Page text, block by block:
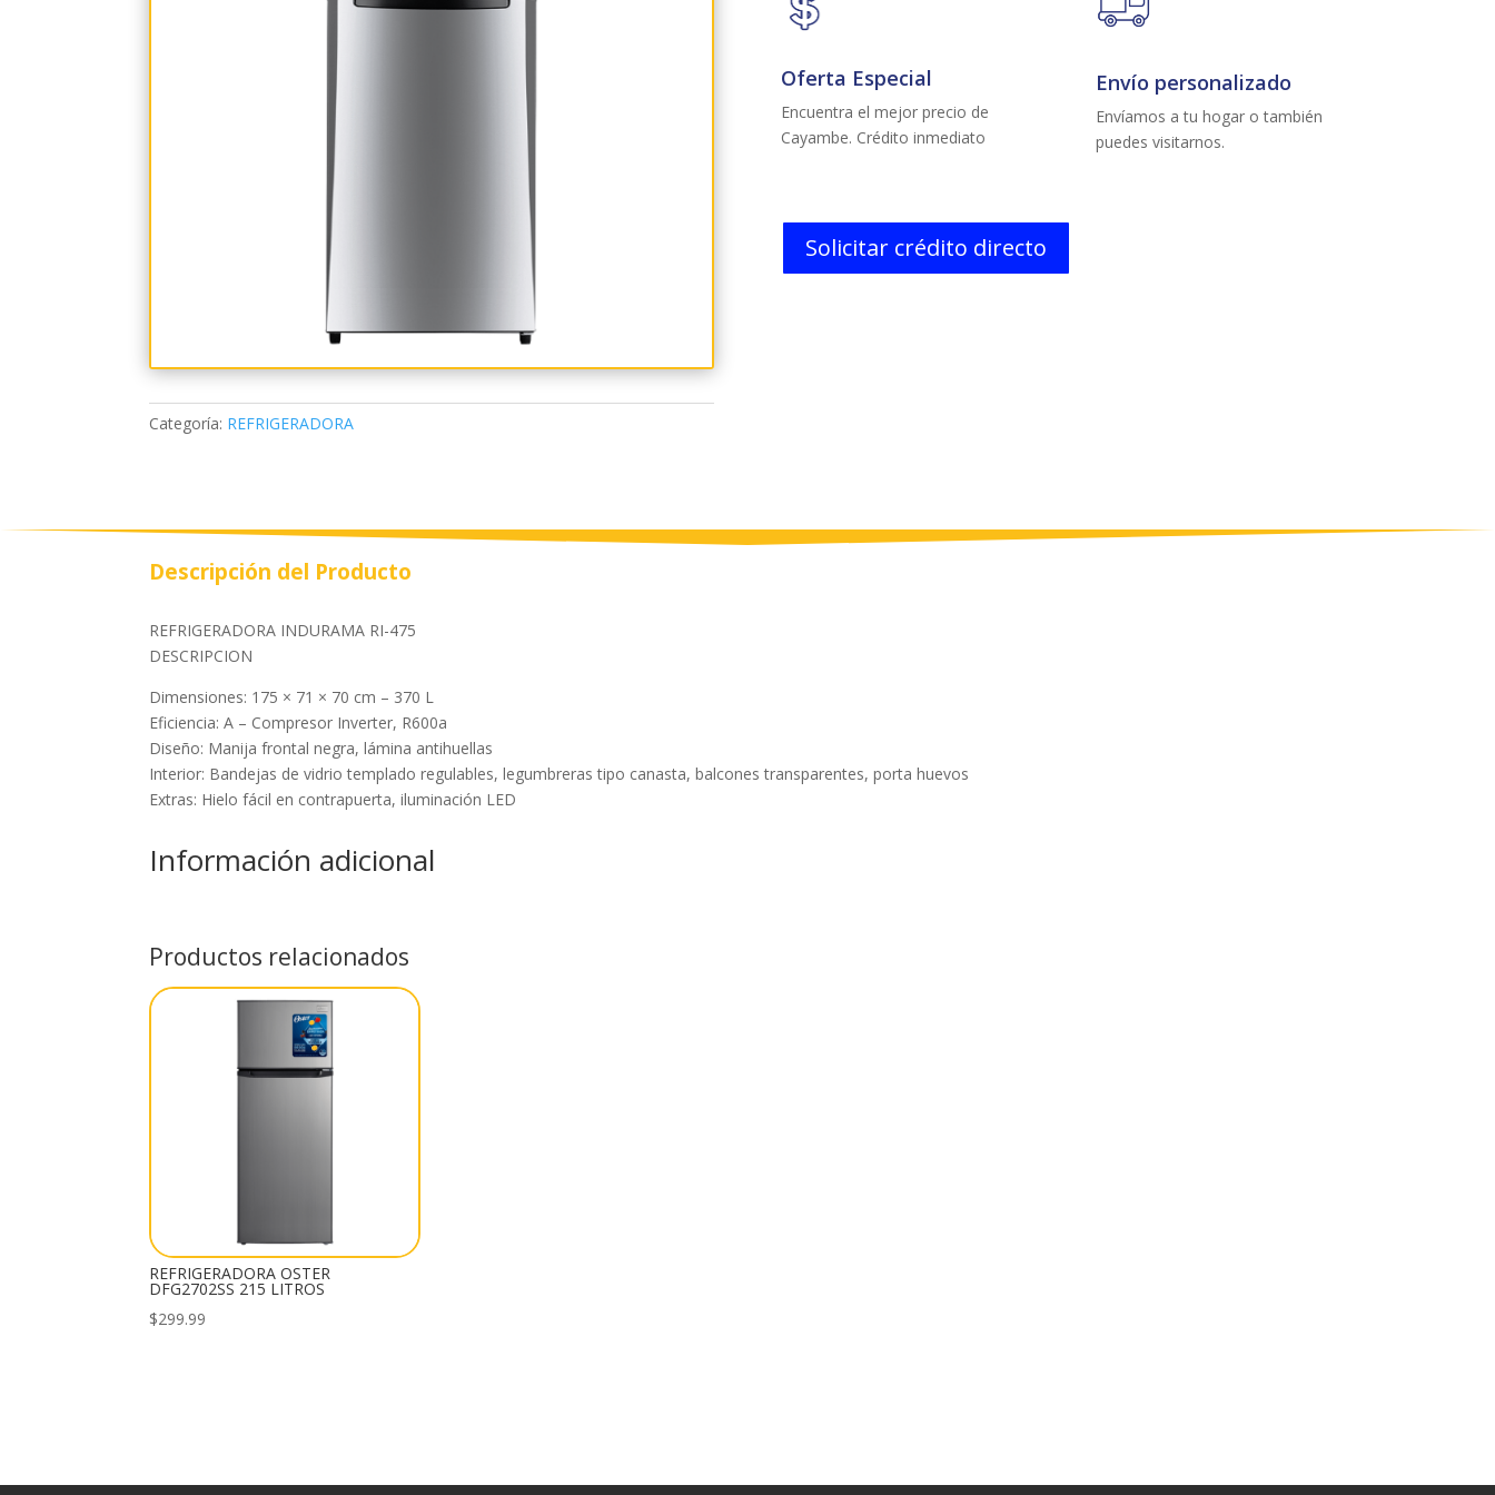
Categoría: REFRIGERADORA
Oferta Especial
Encuentra el mejor precio de
Cayambe. Crédito inmediato
Envío personalizado
Envíamos a tu hogar o también
puedes visitarnos.
Solicitar crédito directo
Descripción del Producto
REFRIGERADORA INDURAMA RI-475
DESCRIPCION
Dimensiones: 175 × 71 × 70 cm – 370 L
Eficiencia: A – Compresor Inverter, R600a
Diseño: Manija frontal negra, lámina antihuellas
Interior: Bandejas de vidrio templado regulables, legumbreras tipo canasta, balcones transparentes, porta huevos
Extras: Hielo fácil en contrapuerta, iluminación LED
Información adicional
Productos relacionados
REFRIGERADORA OSTER
DFG2702SS 215 LITROS
$299.99